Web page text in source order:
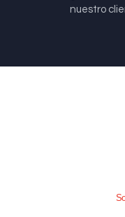
nuestro